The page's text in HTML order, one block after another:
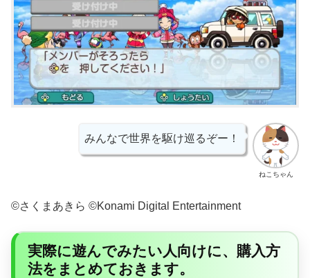
ねこちゃん
みんなで世界を駆け巡るぞー！
©さくまあきら ©Konami Digital Entertainment
実際に遊んでみたい人向けに、購入方
法をまとめておきます。